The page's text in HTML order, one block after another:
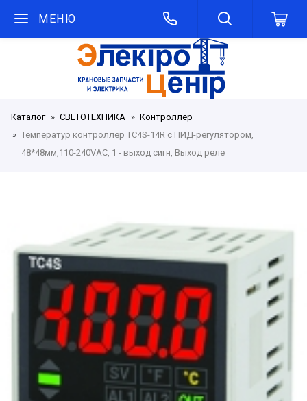
МЕНЮ
Каталог СВЕТОТЕХНИКА
Контроллер
Температур контроллер TC4S-14R с ПИД-регулятором,
48*48мм,110-240VAC, 1 - выход сигн, Выход реле